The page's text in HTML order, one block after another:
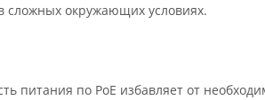
сложных окружающих условиях.
питания по PoE избавляет от